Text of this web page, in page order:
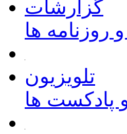
گزارشات
روزنامه ها
تلویزیون
پادکست ها